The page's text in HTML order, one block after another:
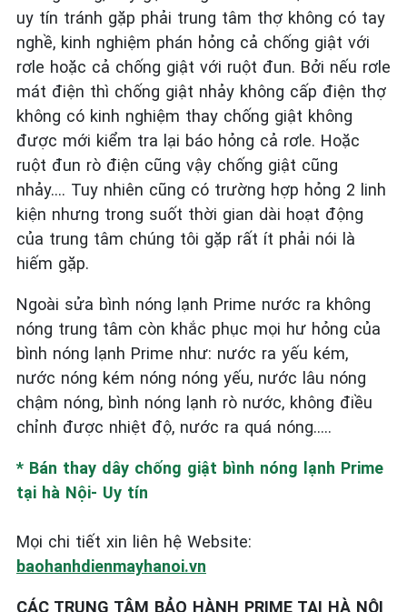
uy tín tránh gặp phải trung tâm thợ không có tay
nghề, kinh nghiệm phán hỏng cả chống giật với
rơle hoặc cả chống giật với ruột đun. Bởi nếu rơle
mát điện thì chống giật nhảy không cấp điện thợ
không có kinh nghiệm thay chống giật không
được mới kiểm tra lại báo hỏng cả rơle. Hoặc
ruột đun rò điện cũng vậy chống giật cũng
nhảy…. Tuy nhiên cũng có trường hợp hỏng 2 linh
kiện nhưng trong suốt thời gian dài hoạt động
của trung tâm chúng tôi gặp rất ít phải nói là
hiếm gặp.
Ngoài sửa bình nóng lạnh Prime nước ra không
nóng trung tâm còn khắc phục mọi hư hỏng của
bình nóng lạnh Prime như: nước ra yếu kém,
nước nóng kém nóng nóng yếu, nước lâu nóng
chậm nóng, bình nóng lạnh rò nước, không điều
chỉnh được nhiệt độ, nước ra quá nóng…..
* Bán thay dây chống giật bình nóng lạnh Prime
tại hà Nội- Uy tín
Mọi chi tiết xin liên hệ Website:
baohanhdienmayhanoi.vn
CÁC TRUNG TÂM BẢO HÀNH PRIME TẠI HÀ NỘI